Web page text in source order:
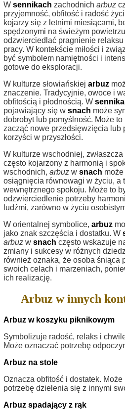
W sennikach zachodnich arbuz
przyjemność, obfitość i radość
kojarzy się z letnimi miesiącami,
spędzonymi na świeżym
odzwierciedlać pragnienie
pracy. W kontekście miłości i
być symbolem namiętności i
gotowe do eksploracji.
W kulturze słowiańskiej arbuz
znaczenie. Tradycyjnie, owoce i
obfitością i płodnością. W
pojawiający się w snach może
dobrobyt lub pomyślność. Może
zacząć nowe przedsięwzięcia lub
korzyści w przyszłości.
W kulturze wschodniej,
często kojarzony z harmonią i
wschodnich, arbuz w snach
osiągnięcia równowagi w życiu, a
wewnętrznego spokoju. Może to
odzwierciedlenie potrzeby
ludźmi, zarówno w życiu
W orientalnej symbolice, arbuz
jako znak szczęścia i dostatku. W
arbuz w snach często wskazuje
zmiany i sukcesy w różnych
również oznaka, że osoba śniąca
swoich celach i marzeniach,
ich realizację.
Arbuz w innych
Arbuz w koszyku piknikowym
Symbolizuje radość, relaks i
Może oznaczać potrzebę
Arbuz na stole
Oznacza obfitość i dostatek.
potrzebę dzielenia się z innymi
Arbuz spadający z rąk